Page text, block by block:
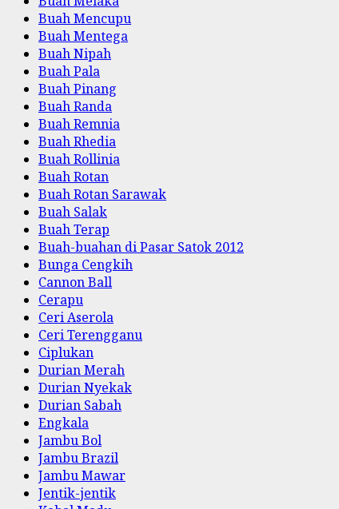
Buah Mencupu
Buah Mentega
Buah Nipah
Buah Pala
Buah Pinang
Buah Randa
Buah Remnia
Buah Rhedia
Buah Rollinia
Buah Rotan
Buah Rotan Sarawak
Buah Salak
Buah Terap
Buah-buahan di Pasar Satok 2012
Bunga Cengkih
Cannon Ball
Cerapu
Ceri Aserola
Ceri Terengganu
Ciplukan
Durian Merah
Durian Nyekak
Durian Sabah
Engkala
Jambu Bol
Jambu Brazil
Jambu Mawar
Jentik-jentik